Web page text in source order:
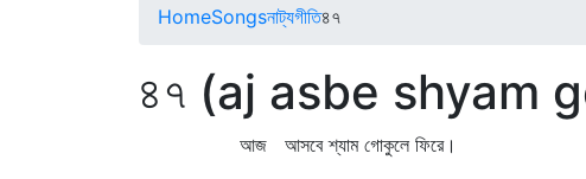
HomeSongsনাট্যগীতি৪৭
৪৭ (aj asbe shyam
আজ আসবে শ্যাম গোকুলে ফিরে।